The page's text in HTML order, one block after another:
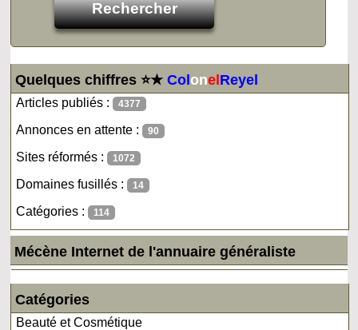
Quelques chiffres ⭐★ColonelReyel
Articles publiés : 4377
Annonces en attente : 90
Sites réformés : 1072
Domaines fusillés : 14
Catégories : 114
Mécène Internet de l'annuaire généraliste
Catégories
Beauté et Cosmétique